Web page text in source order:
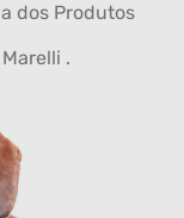
dos Produtos
.